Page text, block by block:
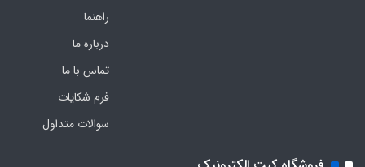
راهنما
درباره ما
تماس با ما
فرم‌ شکایات
سوالات متداول